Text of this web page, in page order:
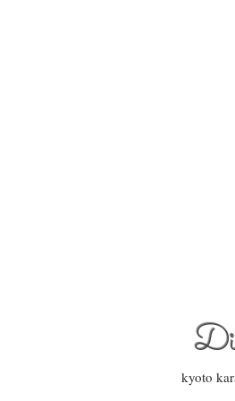
kyoto